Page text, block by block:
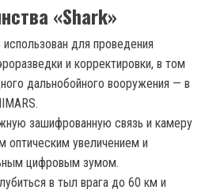
«Shark»
для проведения
и корректировки, в том
дальнобойного вооружения — в
зашифрованную связь и камеру
оптическим увеличением и
цифровым зумом.
в тыл врага до 60 км и